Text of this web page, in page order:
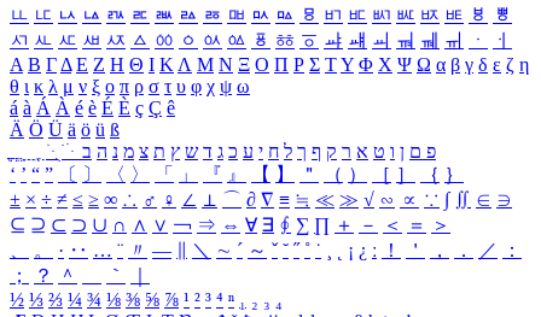
ㅥ ㅦ ㅧ ㅨ ㅩ ㅪ ㅫ ㅬ ㅭ ㅮ ㅯ ㅰ ㅱ ㅲ ㅳ ㅴ ㅵ ㅶ ㅷ ㅸ
ㅹ
ㅺ ㅻ ㅼ ㅽ ㅾ ㅿ ㆀ ㆁ ㆂ ㆃ ㆄ ㆅ ㆆ ㆇ ㆈ ㆉ ㆊ ㆋ ㆌ ㆍ
ㆎ
Α Β ΓΔ Ε Ζ Η Θ Ι ΚΛ Μ Ν Ξ Ο Π Ρ Σ ΤΥ Φ Χ Ψ Ω α β γ δ ε ζ η
θ ι κ λ μ ν ξ ο π ρ σ τ υ φ χ ψ ω
á à Á À é è É È ç Ç ê
Ä Ö Ü ä ö ü ß
ִֶֹ ֻּ ׁׂ פ ם ן ו ט א ר ק ף ך ל ח י ע כ ג ד ש ץ ת צ מ נ ה ב
‘ ’ “ ” 〔 〕 〈 〉 「 」 『 』 【 】 ＂ （ ） ［ ］ ｛ ｝
± × ÷ ≠ ≤ ≥ ∞ ∴ ♂ ♀ ∠ ⊥ ⌒ ∂ ∇ ≡ ≒ ≪ ≫ √ ∽ ∝ ∵ ∫ ∬ ∈ ∋
⊆ ⊇ ⊂ ⊃ ∪ ∩ ∧ ∨ ￢ ⇒ ⇔ ∀ ∃ ∮ ∑ ∏ ＋ － ＜ ＝
＞
、
。 · ‥ … ¨ 〃 ― ＼ ∼ ´ ～ ˇ ˘ ˝ ˚ ˙ ¸ ¡ ¿ ː ！ ＇ ， ． ／
：
；
？ ＾ ｀
½ ⅓ ⅔ ¼ ¾ ⅛ ⅜ ⅝ ⅞ ¹ ² ³ ⁴ ⁿ ₁ ₂ ₃ ₄